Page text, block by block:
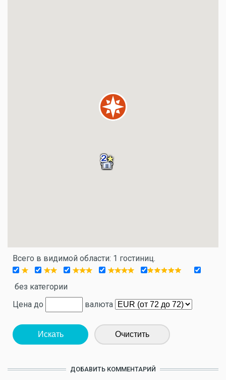
Всего в видимой области: 1 гостиниц.
без категории
Цена до
валюта
Искать Очистить
ДОБАВИТЬ КОММЕНТАРИЙ